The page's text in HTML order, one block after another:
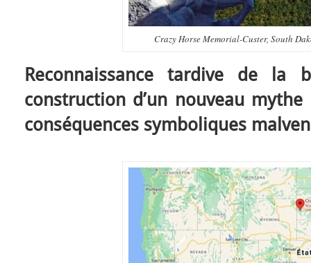
Crazy Horse Memorial-Custer, South
Reconnaissance tardive de la
construction d’un nouveau
conséquences symboliques